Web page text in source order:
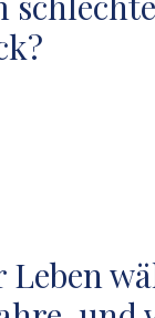
Leben